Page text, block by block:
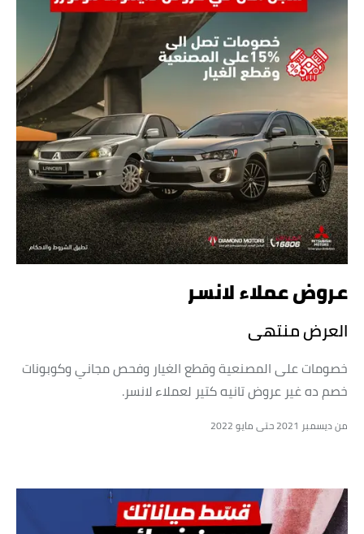
عروض عملاء لانسر
العرض منتهى
خصومات على المصنعية وقطع الغيار وفحص مجاني وكوبونات
خصم ده غير عروض تانيه كتير لعملاء لانسر.
من ديسمبر 2021 حتى مايو 2022